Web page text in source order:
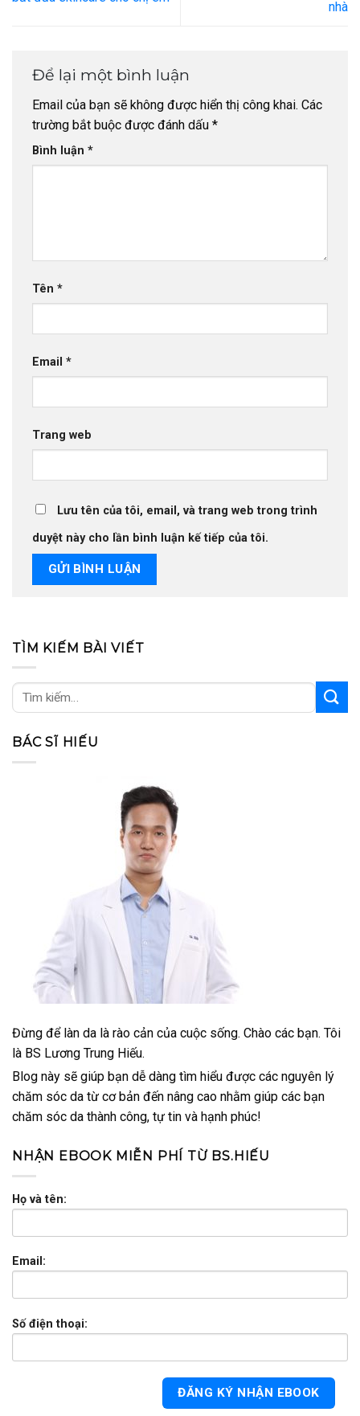
nhà
Để lại một bình luận
Email của bạn sẽ không được hiển thị công khai. Các
trường bắt buộc được đánh dấu *
Bình luận *
Tên *
Email *
Trang web
Lưu tên của tôi, email, và trang web trong trình
duyệt này cho lần bình luận kế tiếp của tôi.
TÌM KIẾM BÀI VIẾT
BÁC SĨ HIẾU
Đừng để làn da là rào cản của cuộc sống. Chào các bạn. Tôi
là BS Lương Trung Hiếu.
Blog này sẽ giúp bạn dễ dàng tìm hiểu được các nguyên lý
chăm sóc da từ cơ bản đến nâng cao nhằm giúp các bạn
chăm sóc da thành công, tự tin và hạnh phúc!
NHẬN EBOOK MIỄN PHÍ TỪ BS.HIẾU
Họ và tên:
Email:
Số điện thoại: